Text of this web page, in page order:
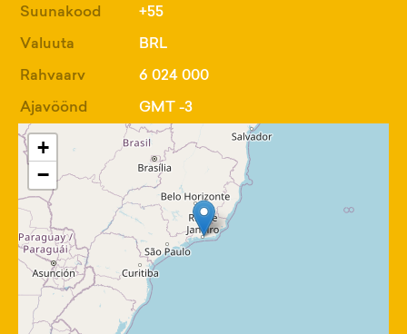
Suunakood
+55
Valuuta
BRL
Rahvaarv
6 024 000
Ajavöönd
GMT -3
+
−